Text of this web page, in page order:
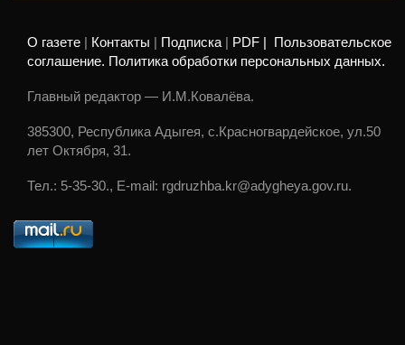
О газете Контакты Подписка PDF |
Пользовательское
соглашение. Политика обработки персональных данных.
Главный редактор — И.М.Ковалёва.
385300, Республика Адыгея, с.Красногвардейское, ул.50
лет Октября, 31.
Тел.: 5-35-30., E-mail: rgdruzhba.kr@adygheya.gov.ru.